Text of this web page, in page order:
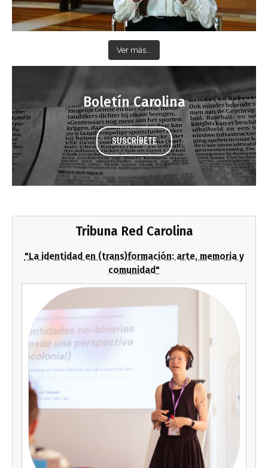
Ver más...
Boletín Carolina
SUSCRÍBETE
Tribuna Red Carolina
"La identidad en (trans)formación: arte, memoria y
comunidad"